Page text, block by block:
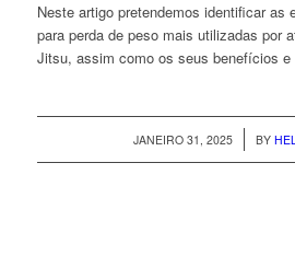
Neste artigo pretendemos identificar as
para perda de peso mais utilizadas por
Jitsu, assim como os seus benefícios e
JANEIRO 31, 2025
/ BY